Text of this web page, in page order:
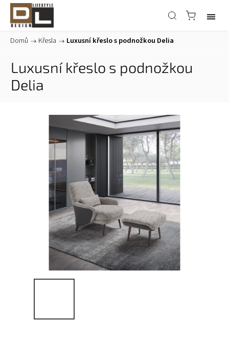
Domů / Křesla / Luxusní křeslo s podnožkou Delia
Luxusní křeslo s podnožkou
Delia